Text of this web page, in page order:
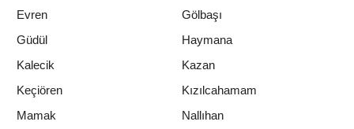
Evren
Gölbaşı
Güdül
Haymana
Kalecik
Kazan
Keçiören
Kızılcahamam
Mamak
Nallıhan